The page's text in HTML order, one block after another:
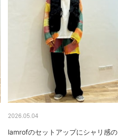
2026.05.04
lamrofのセットアップにシャリ感の